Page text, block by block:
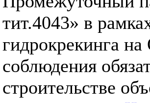
тит.4043» в
гидрокрекинга
соблюдения
строительстве